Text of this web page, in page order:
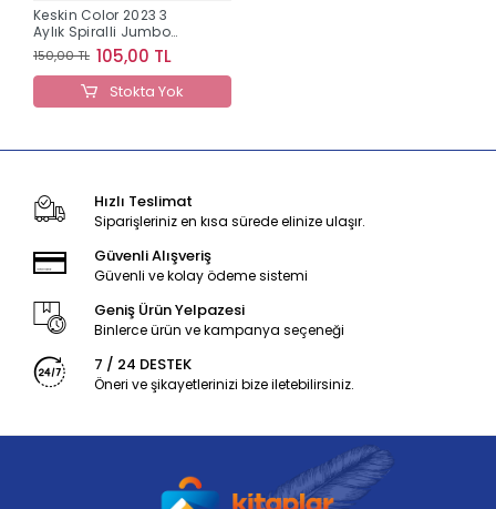
Keskin Color 2023 3
Aylık Spiralli Jumbo
Ankara Denizci Takvim
150,00 TL 105,00 TL
Stokta Yok
Hızlı Teslimat
Siparişleriniz en kısa sürede elinize ulaşır.
Güvenli Alışveriş
Güvenli ve kolay ödeme sistemi
Geniş Ürün Yelpazesi
Binlerce ürün ve kampanya seçeneği
7 / 24 DESTEK
Öneri ve şikayetlerinizi bize iletebilirsiniz.